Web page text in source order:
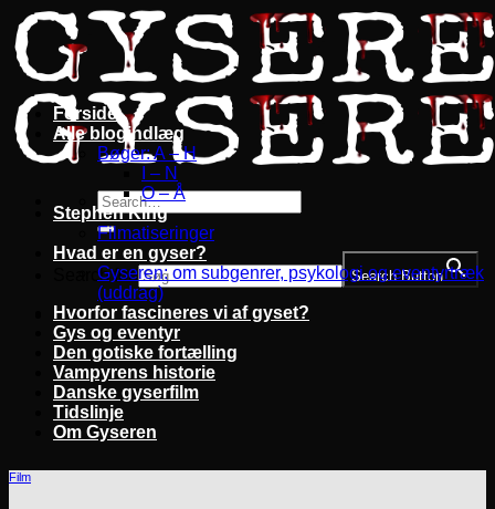
Fortsæt
til
indhold
Search for: Search Button
Forside
Alle blogindlæg
Bøger: A – H
I – N
O – Å
Stephen King
Filmatiseringer
Hvad er en gyser?
Gyseren: om subgenrer, psykologi og eventyrtræk
(uddrag)
Hvorfor fascineres vi af gyset?
Gys og eventyr
Den gotiske fortælling
Vampyrens historie
Danske gyserfilm
Tidslinje
Om Gyseren
Film